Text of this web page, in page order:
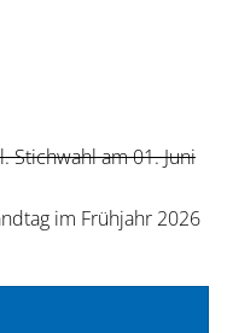
Stichwahl am 01. Juni
im Frühjahr 2026